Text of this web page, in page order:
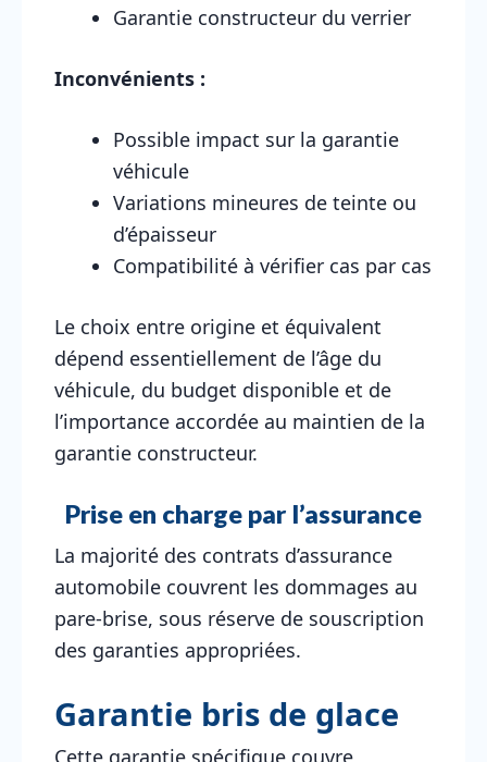
Garantie constructeur du verrier
Inconvénients :
Possible impact sur la garantie
véhicule
Variations mineures de teinte ou
d’épaisseur
Compatibilité à vérifier cas par cas
Le choix entre origine et équivalent
dépend essentiellement de l’âge du
véhicule, du budget disponible et de
l’importance accordée au maintien de la
garantie constructeur.
Prise en charge par l’assurance
La majorité des contrats d’assurance
automobile couvrent les dommages au
pare-brise, sous réserve de souscription
des garanties appropriées.
Garantie bris de glace
Cette garantie spécifique couvre